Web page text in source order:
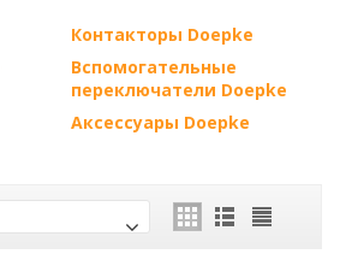
Контакторы Doepke
Вспомогательные
переключатели Doepke
Аксессуары Doepke